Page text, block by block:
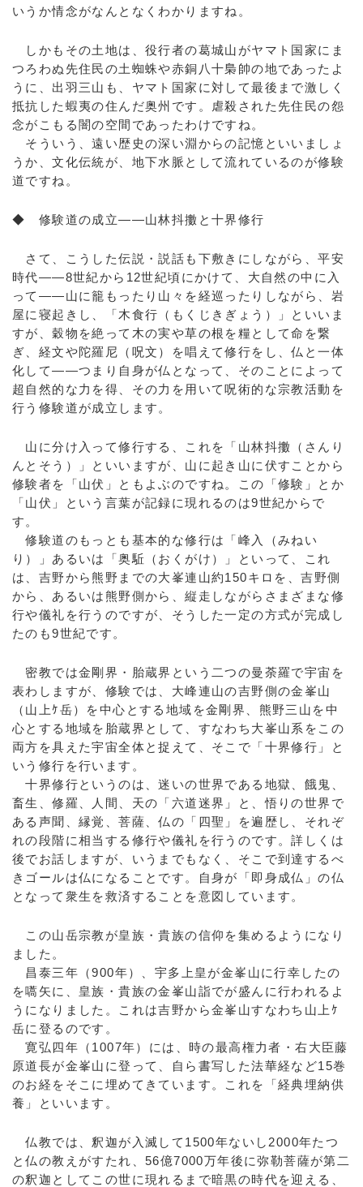
いうか情念がなんとなくわかりますね。
しかもその土地は、役行者の葛城山がヤマト国家にま
つろわぬ先住民の土蜘蛛や赤銅八十梟帥の地であったよ
うに、出羽三山も、ヤマト国家に対して最後まで激しく
抵抗した蝦夷の住んだ奥州です。虐殺された先住民の怨
念がこもる闇の空間であったわけですね。
そういう、遠い歴史の深い淵からの記憶といいましょ
うか、文化伝統が、地下水脈として流れているのが修験
道ですね。
◆ 修験道の成立――山林抖擻と十界修行
さて、こうした伝説・説話も下敷きにしながら、平安
時代――8世紀から12世紀頃にかけて、大自然の中に入
って――山に籠もったり山々を経巡ったりしながら、岩
屋に寝起きし、「木食行（もくじきぎょう）」といいま
すが、穀物を絶って木の実や草の根を糧として命を繋
ぎ、経文や陀羅尼（呪文）を唱えて修行をし、仏と一体
化して――つまり自身が仏となって、そのことによって
超自然的な力を得、その力を用いて呪術的な宗教活動を
行う修験道が成立します。
山に分け入って修行する、これを「山林抖擻（さんり
んとそう）」といいますが、山に起き山に伏すことから
修験者を「山伏」ともよぶのですね。この「修験」とか
「山伏」という言葉が記録に現れるのは9世紀からで
す。
修験道のもっとも基本的な修行は「峰入（みねい
り）」あるいは「奥駈（おくがけ）」といって、これ
は、吉野から熊野までの大峯連山約150キロを、吉野側
から、あるいは熊野側から、縦走しながらさまざまな修
行や儀礼を行うのですが、そうした一定の方式が完成し
たのも9世紀です。
密教では金剛界・胎蔵界という二つの曼荼羅で宇宙を
表わしますが、修験では、大峰連山の吉野側の金峯山
（山上ｹ岳）を中心とする地域を金剛界、熊野三山を中
心とする地域を胎蔵界として、すなわち大峯山系をこの
両方を具えた宇宙全体と捉えて、そこで「十界修行」と
いう修行を行います。
十界修行というのは、迷いの世界である地獄、餓鬼、
畜生、修羅、人間、天の「六道迷界」と、悟りの世界で
ある声聞、縁覚、菩薩、仏の「四聖」を遍歴し、それぞ
れの段階に相当する修行や儀礼を行うのです。詳しくは
後でお話しますが、いうまでもなく、そこで到達するべ
きゴールは仏になることです。自身が「即身成仏」の仏
となって衆生を救済することを意図しています。
この山岳宗教が皇族・貴族の信仰を集めるようになり
ました。
昌泰三年（900年）、宇多上皇が金峯山に行幸したの
を嚆矢に、皇族・貴族の金峯山詣でが盛んに行われるよ
うになりました。これは吉野から金峯山すなわち山上ｹ
岳に登るのです。
寛弘四年（1007年）には、時の最高権力者・右大臣藤
原道長が金峯山に登って、自ら書写した法華経など15巻
のお経をそこに埋めてきています。これを「経典埋納供
養」といいます。
仏教では、釈迦が入滅して1500年ないし2000年たつ
と仏の教えがすたれ、56億7000万年後に弥勒菩薩が第二
の釈迦としてこの世に現れるまで暗黒の時代を迎える、